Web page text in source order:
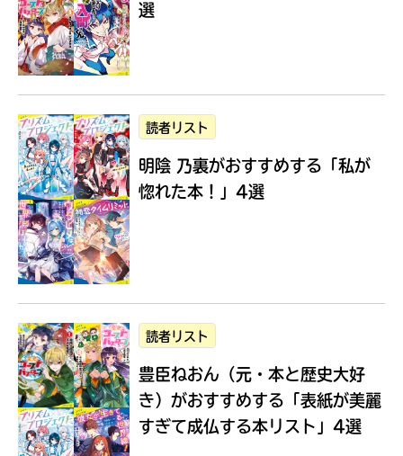
Loading...
選
読者リスト
明陰 乃裏がおすすめする 「私が
惚れた本！」4選
読者リスト
豊臣ねおん（元・本と歴史大好
き）がおすすめする 「表紙が美麗
すぎて成仏する本リスト」4選
に
エ
ー